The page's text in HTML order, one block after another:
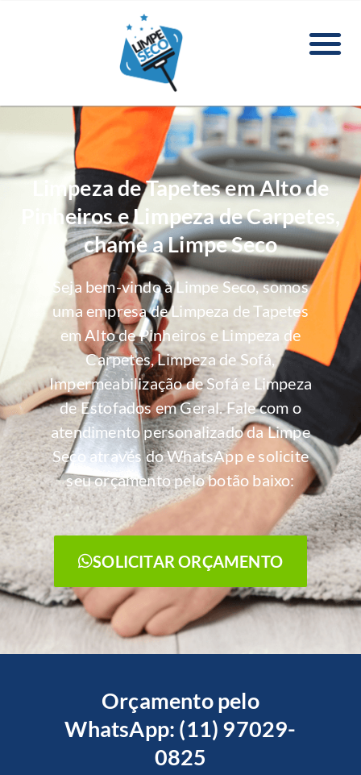
Limpeza de Tapetes em Alto de
Pinheiros e Limpeza de Carpetes,
chame a Limpe Seco
Seja bem-vindo à Limpe Seco, somos
uma empresa de Limpeza de Tapetes
em Alto de Pinheiros e Limpeza de
Carpetes, Limpeza de Sofá,
Impermeabilização de Sofá e Limpeza
de Estofados em Geral. Fale com o
atendimento personalizado da Limpe
Seco através do WhatsApp e solicite
seu orçamento pelo botão baixo:
SOLICITAR ORÇAMENTO
Orçamento pelo
WhatsApp: (11) 97029-
0825